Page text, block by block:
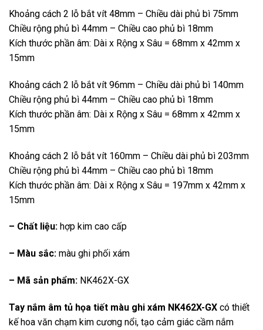
Khoảng cách 2 lỗ bắt vít 48mm – Chiều dài phủ bì 75mm
Chiều rộng phủ bì 44mm – Chiều cao phủ bì 18mm
Kích thước phần âm: Dài x Rộng x Sâu = 68mm x 42mm x
15mm
Khoảng cách 2 lỗ bắt vít 96mm – Chiều dài phủ bì 140mm
Chiều rộng phủ bì 44mm – Chiều cao phủ bì 18mm
Kích thước phần âm: Dài x Rộng x Sâu = 68mm x 42mm x
15mm
Khoảng cách 2 lỗ bắt vít 160mm – Chiều dài phủ bì 203mm
Chiều rộng phủ bì 44mm – Chiều cao phủ bì 18mm
Kích thước phần âm: Dài x Rộng x Sâu = 197mm x 42mm x
15mm
– Chất liệu: hợp kim cao cấp
– Màu sắc: màu ghi phối xám
– Mã sản phẩm: NK462X-GX
Tay nắm âm tủ họa tiết màu ghi xám NK462X-GX có thiết
kế hoa văn chạm kim cương nổi, tạo cảm giác cầm nắm